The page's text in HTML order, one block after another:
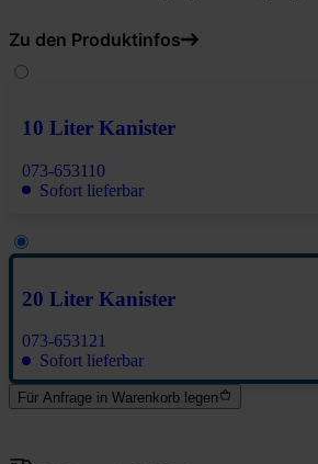
Zu den Produktinfos
10 Liter Kanister
073-653110
Sofort lieferbar
20 Liter Kanister
073-653121
Sofort lieferbar
Für Anfrage in Warenkorb legen